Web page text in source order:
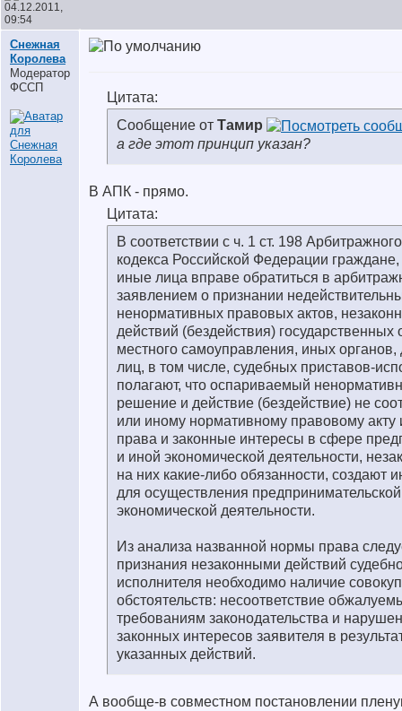
04.12.2011,
09:54
Снежная
Королева
Модератор
ФССП
Цитата:
Сообщение от Тамир
а где этот принцип указан?
В АПК - прямо.
Цитата:
В соответствии с ч. 1 ст. 198
кодекса Российской Федерации
иные лица вправе обратиться в
заявлением о признании
ненормативных правовых актов,
действий (бездействия) государственных
местного самоуправления, иных
лиц, в том числе, судебных приставов-
полагают, что оспариваемый
решение и действие (бездействие) не
или иному нормативному правовому
права и законные интересы в сфере
и иной экономической деятельности,
на них какие-либо обязанности, создают
для осуществления
экономической деятельности.
Из анализа названной нормы права
признания незаконными действий
исполнителя необходимо наличие
обстоятельств: несоответствие
требованиям законодательства и
законных интересов заявителя в
указанных действий.
А вообще-в совместном постановлении